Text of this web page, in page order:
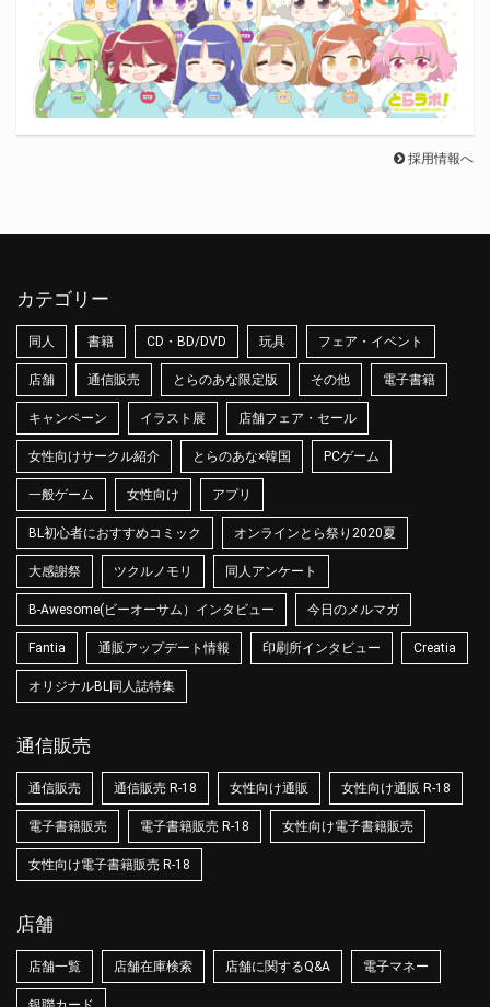
採用情報へ
カテゴリー
同人 書籍 CD・BD/DVD 玩具 フェア・イベント
店舗 通信販売 とらのあな限定版 その他 電子書籍
キャンペーン イラスト展 店舗フェア・セール
女性向けサークル紹介 とらのあな×韓国 PCゲーム
一般ゲーム 女性向け アプリ
BL初心者におすすめコミック オンラインとら祭り2020夏
大感謝祭 ツクルノモリ 同人アンケート
B-Awesome(ビーオーサム）インタビュー 今日のメルマガ
Fantia 通販アップデート情報 印刷所インタビュー Creatia
オリジナルBL同人誌特集
通信販売
通信販売 通信販売 R-18 女性向け通販 女性向け通販 R-18
電子書籍販売 電子書籍販売 R-18 女性向け電子書籍販売
女性向け電子書籍販売 R-18
店舗
店舗一覧 店舗在庫検索 店舗に関するQ&A 電子マネー